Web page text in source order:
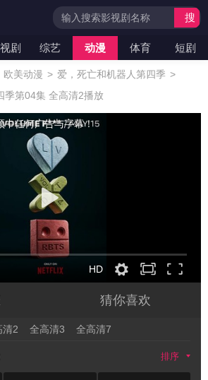
剧 综艺 动漫 体育 短剧
搜
欧美动漫 > 爱，死亡和机器人第四季 >
季第04集 全高清2播放
HD
中任何广告与字幕！
猜你喜欢
清2 全高清3 全高清7
排序